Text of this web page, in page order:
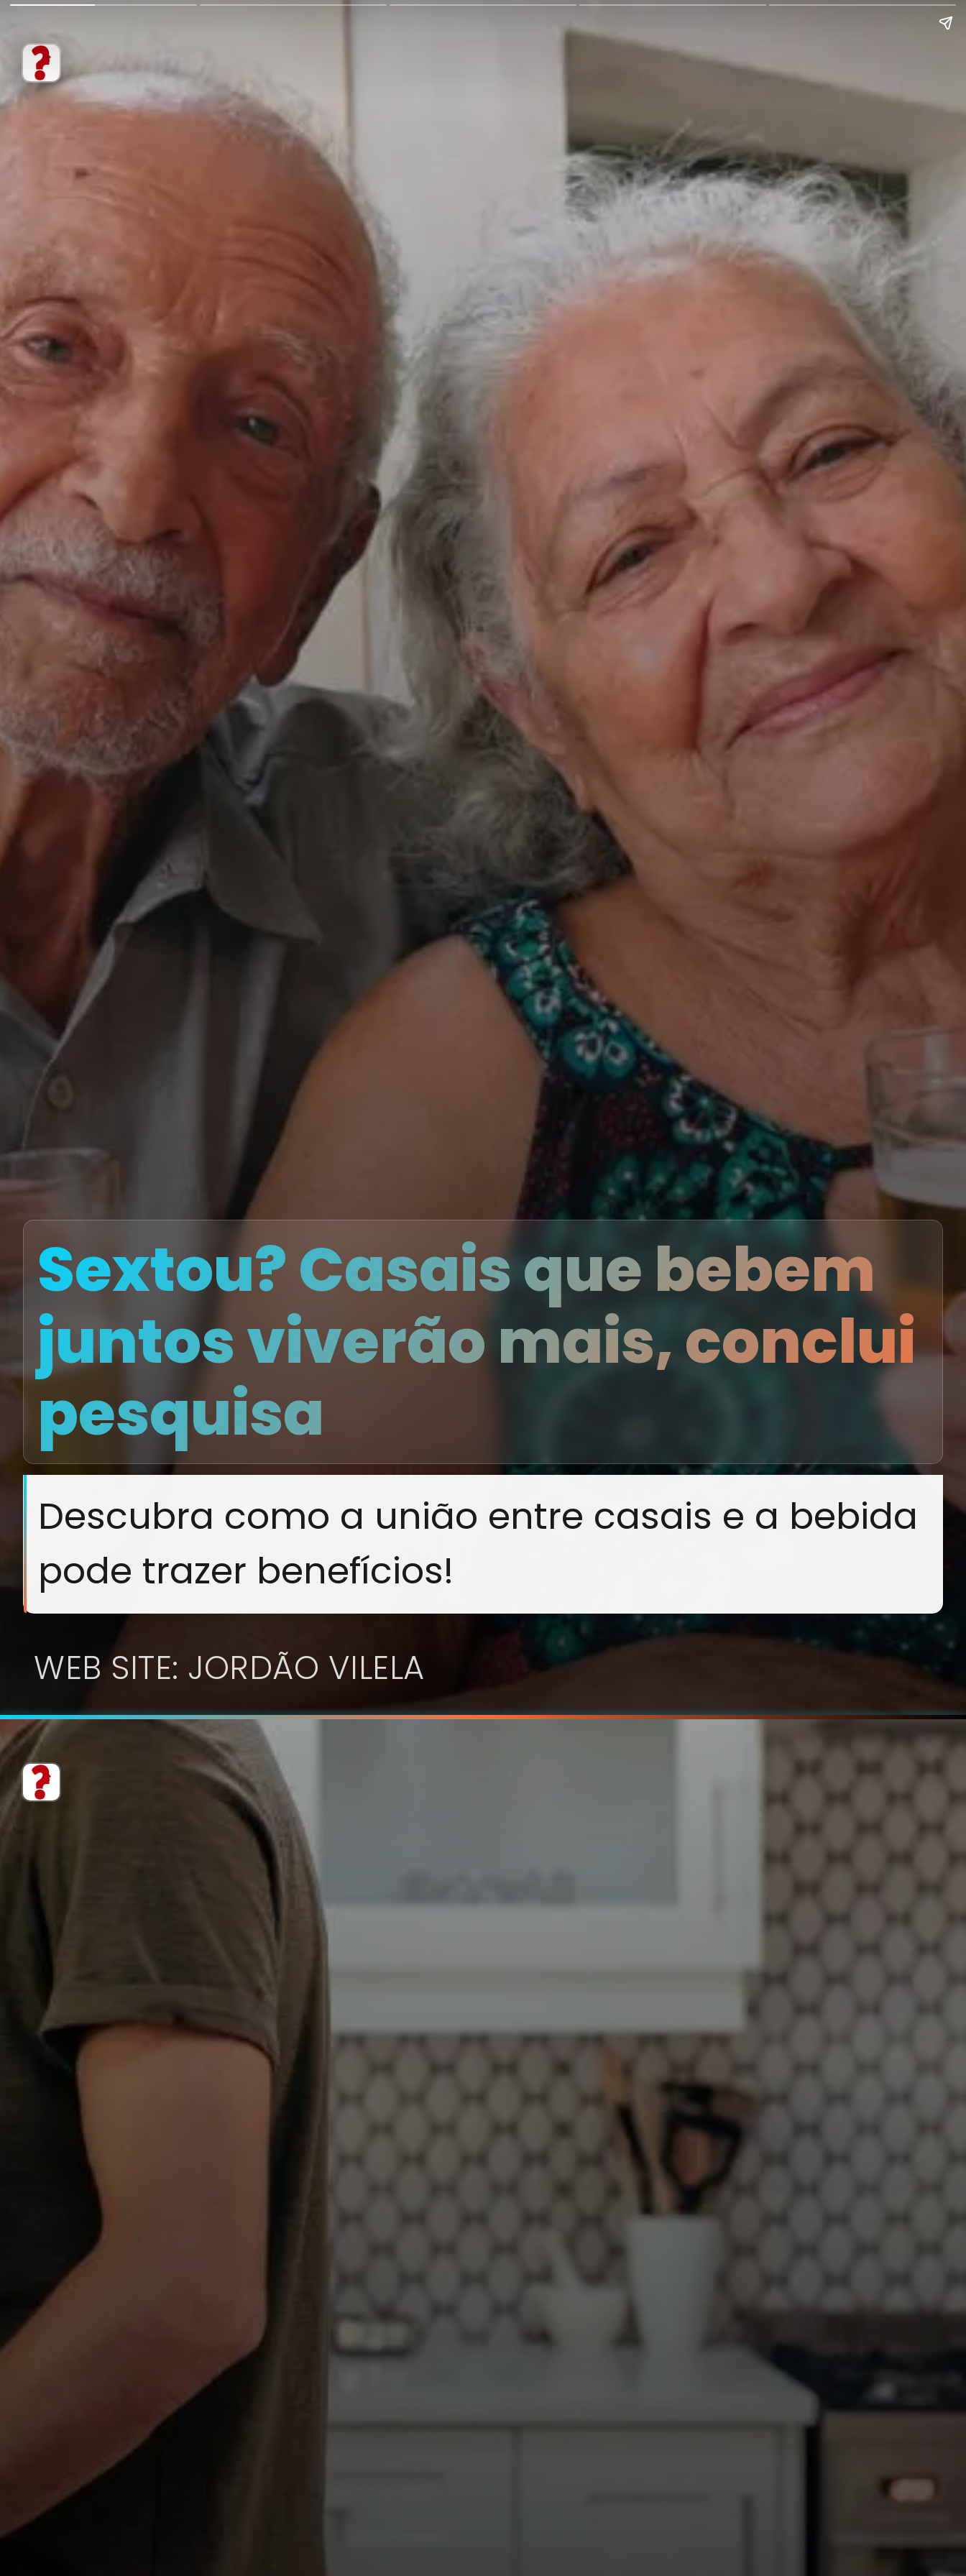
Sextou? Casais que bebem
juntos viverão mais, conclui
pesquisa
Descubra como a união entre casais e a bebida
pode trazer benefícios!
WEB SITE: JORDÃO VILELA